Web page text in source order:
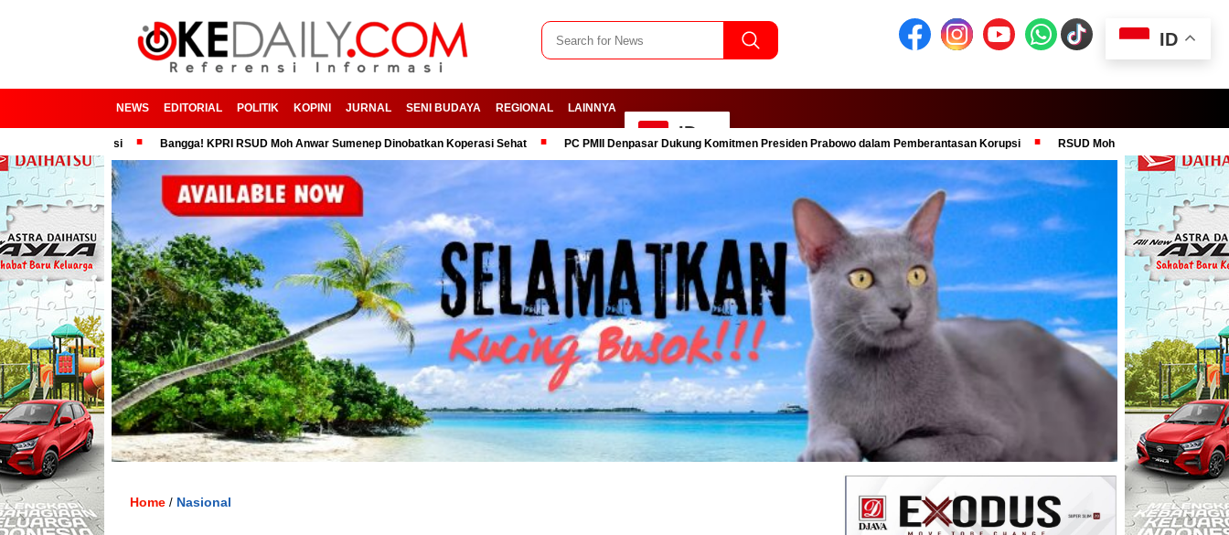
NEWS EDITORIAL POLITIK KOPINI JURNAL SENI BUDAYA REGIONAL LAINNYA
ID
Bangga! KPRI RSUD Moh Anwar Sumenep Dinobatkan Koperasi Sehat PC PMII Denpasar Dukung Komitmen Presiden Prabowo dalam Pemberantasan Korupsi RSUD Moh Anwar Sumenep Siap Jadi Pusat
Home / Nasional
ID